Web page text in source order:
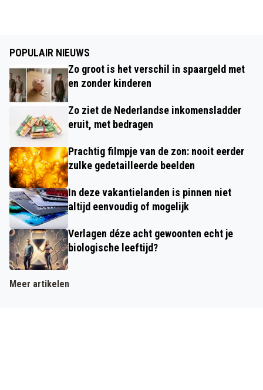
POPULAIR NIEUWS
Zo groot is het verschil in spaargeld met
en zonder kinderen
Zo ziet de Nederlandse inkomensladder
eruit, met bedragen
Prachtig filmpje van de zon: nooit eerder
zulke gedetailleerde beelden
In deze vakantielanden is pinnen niet
altijd eenvoudig of mogelijk
Verlagen déze acht gewoonten echt je
biologische leeftijd?
Meer artikelen